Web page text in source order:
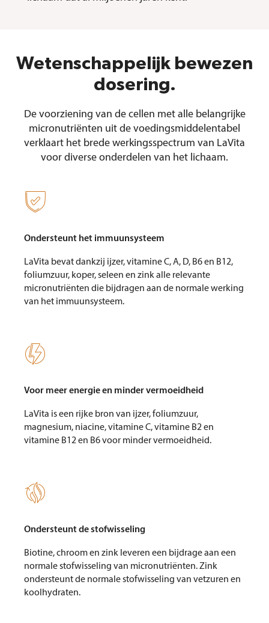
Wetenschappelijk bewezen
dosering.
De voorziening van de cellen met alle belangrijke
micronutriënten uit de voedingsmiddelentabel
verklaart het brede werkingsspectrum van LaVita
voor diverse onderdelen van het lichaam.

Ondersteunt het immuunsysteem
LaVita bevat dankzij ijzer, vitamine C, A, D, B6 en B12,
foliumzuur, koper, seleen en zink alle relevante
micronutriënten die bijdragen aan de normale werking
van het immuunsysteem.

Voor meer energie en minder vermoeidheid
LaVita is een rijke bron van ijzer, foliumzuur,
magnesium, niacine, vitamine C, vitamine B2 en
vitamine B12 en B6 voor minder vermoeidheid.

Ondersteunt de stofwisseling
Biotine, chroom en zink leveren een bijdrage aan een
normale stofwisseling van micronutriënten. Zink
ondersteunt de normale stofwisseling van vetzuren en
koolhydraten.